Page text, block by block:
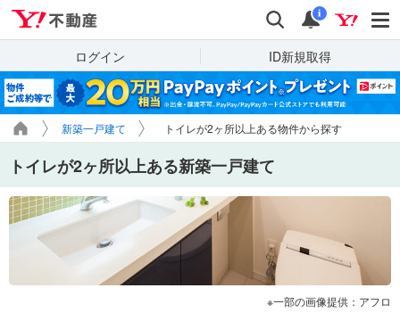
検索 通知
i
ログイン ID新規取得
新築一戸建て トイレが2ヶ所以上ある物件から探す
トイレが2ヶ所以上ある新築一戸建て
一部の画像提供：アフロ